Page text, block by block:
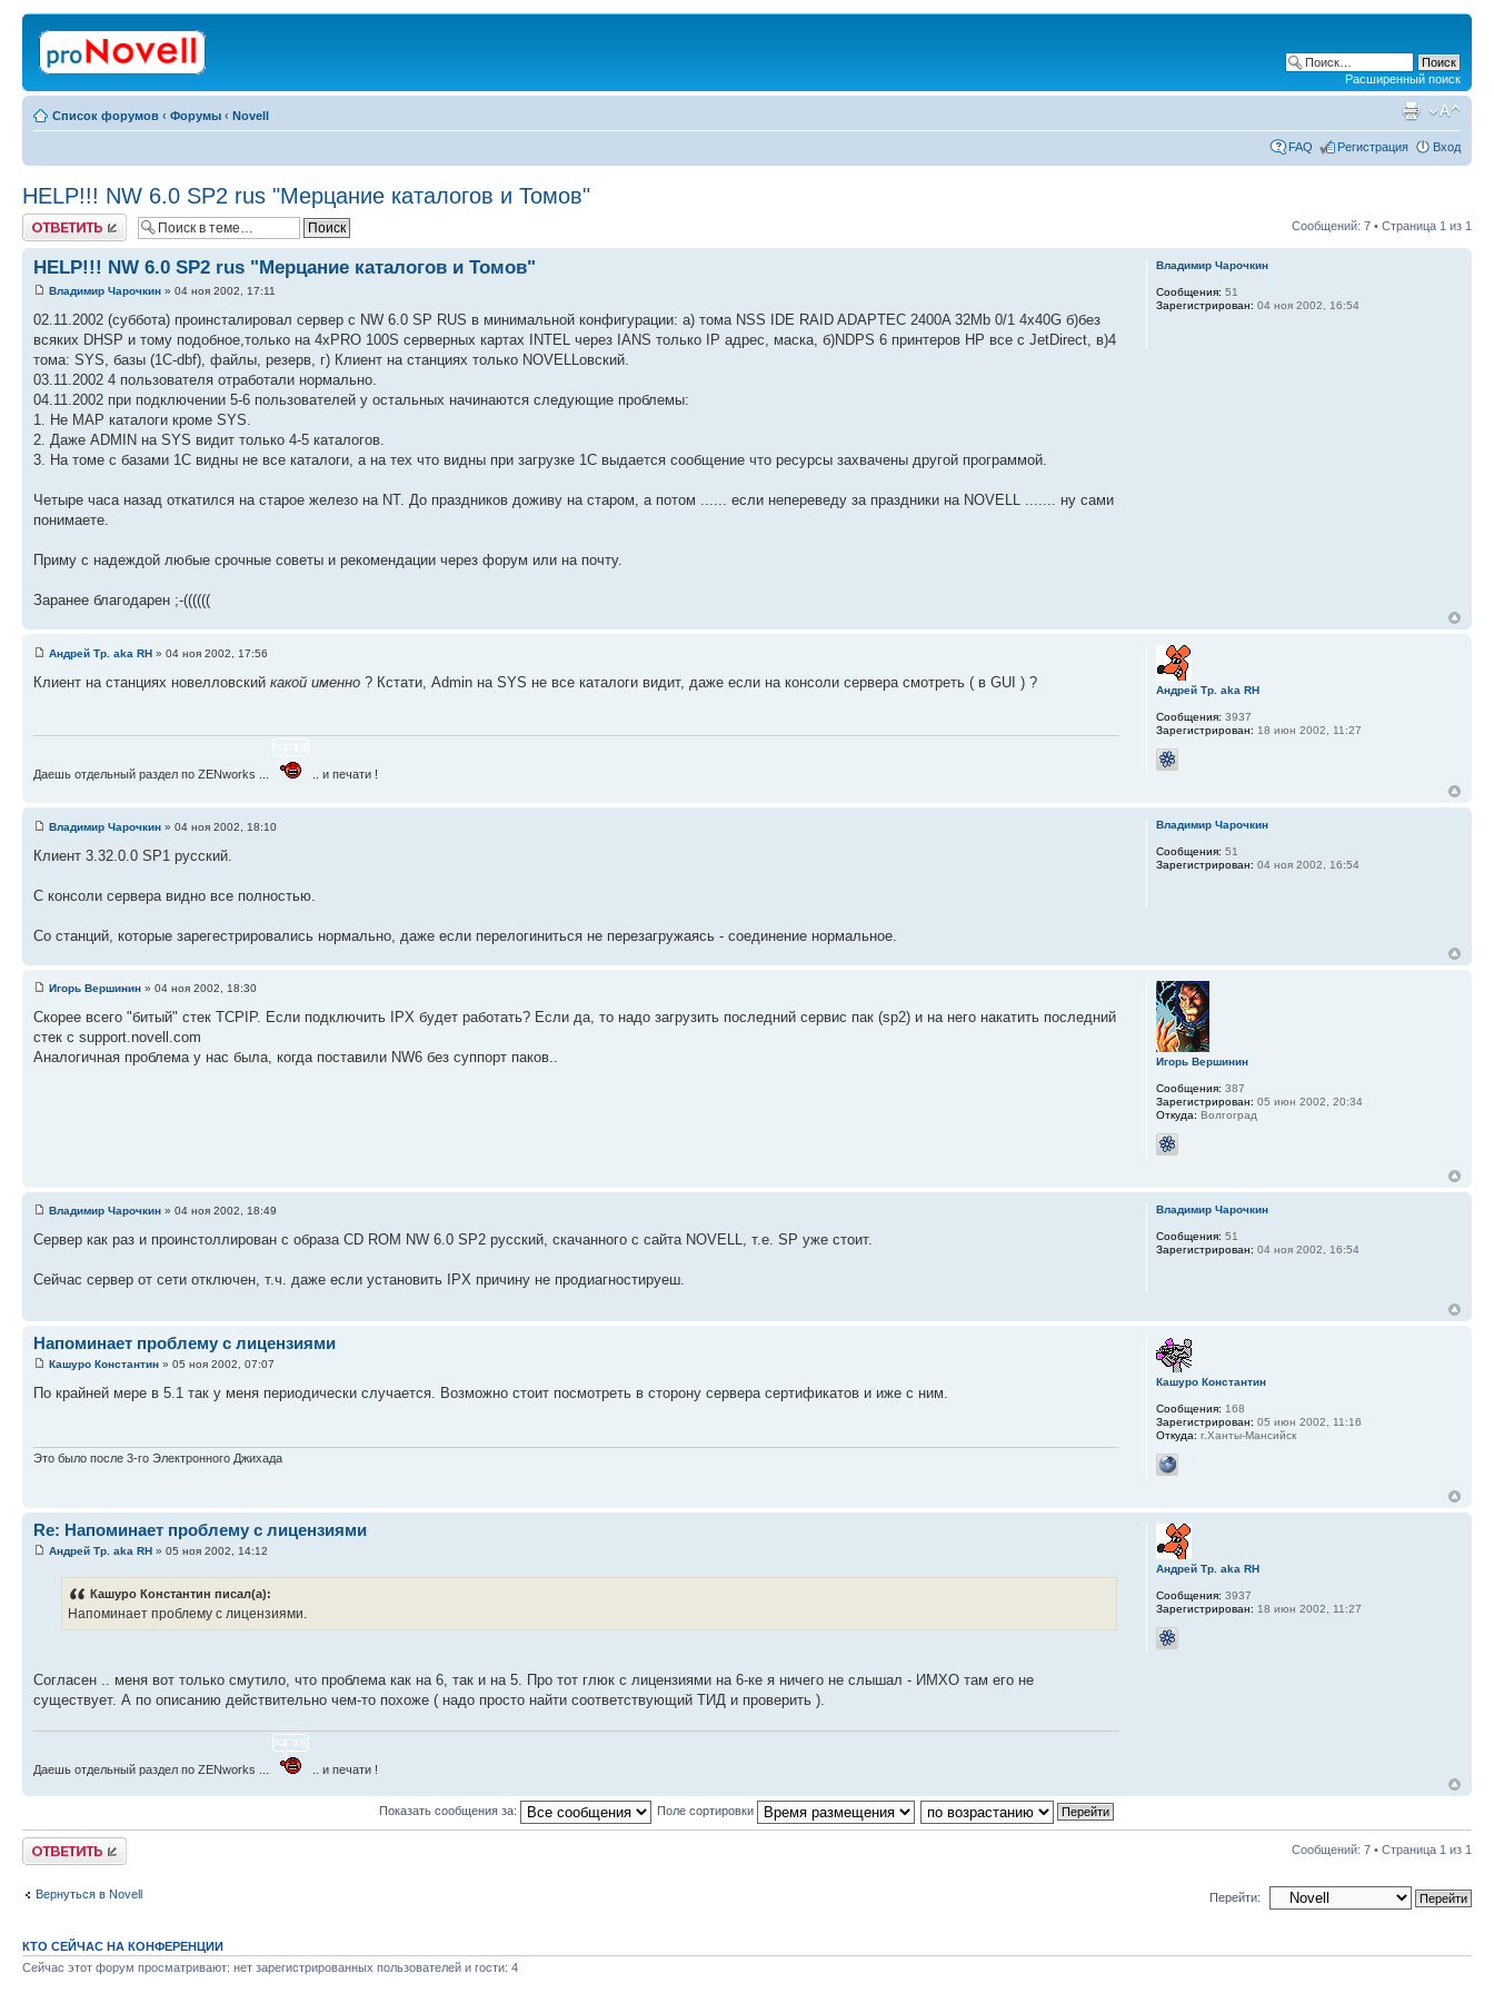
Расширенный поиск
Список форумов ‹ Форумы ‹ Novell
FAQ Регистрация Вход
HELP!!! NW 6.0 SP2 rus "Мерцание каталогов и Томов"
Ответить Сообщений: 7 • Страница 1 из 1
HELP!!! NW 6.0 SP2 rus "Мерцание каталогов и Томов"
Владимир Чарочкин » 04 ноя 2002, 17:11
02.11.2002 (суббота) проинсталировал сервер с NW 6.0 SP RUS в минимальной конфигурации: а) тома NSS IDE RAID ADAPTEC 2400A 32Mb 0/1 4x40G б)без
всяких DHSP и тому подобное,только на 4xPRO 100S серверных картах INTEL через IANS только IP адрес, маска, б)NDPS 6 принтеров HP все с JetDirect, в)4
тома: SYS, базы (1С-dbf), файлы, резерв, г) Клиент на станциях только NOVELLовский.
03.11.2002 4 пользователя отработали нормально.
04.11.2002 при подключении 5-6 пользователей у остальных начинаются следующие проблемы:
1. Не MAP каталоги кроме SYS.
2. Даже ADMIN на SYS видит только 4-5 каталогов.
3. На томе с базами 1С видны не все каталоги, а на тех что видны при загрузке 1С выдается сообщение что ресурсы захвачены другой программой.
Четыре часа назад откатился на старое железо на NT. До праздников доживу на старом, а потом ...... если непереведу за праздники на NOVELL ....... ну сами
понимаете.
Приму с надеждой любые срочные советы и рекомендации через форум или на почту.
Заранее благодарен ;-((((((
Владимир Чарочкин
Сообщения: 51
Зарегистрирован: 04 ноя 2002, 16:54
Андрей Тр. aka RH » 04 ноя 2002, 17:56
Клиент на станциях новелловский какой именно ? Кстати, Admin на SYS не все каталоги видит, даже если на консоли сервера смотреть ( в GUI ) ?
Даешь отдельный раздел по ZENworks ... .. и печати !
Андрей Тр. aka RH
Сообщения: 3937
Зарегистрирован: 18 июн 2002, 11:27
Владимир Чарочкин » 04 ноя 2002, 18:10
Клиент 3.32.0.0 SP1 русский.
С консоли сервера видно все полностью.
Со станций, которые зарегестрировались нормально, даже если перелогиниться не перезагружаясь - соединение нормальное.
Владимир Чарочкин
Сообщения: 51
Зарегистрирован: 04 ноя 2002, 16:54
Игорь Вершинин » 04 ноя 2002, 18:30
Скорее всего "битый" стек TCPIP. Если подключить IPX будет работать? Если да, то надо загрузить последний сервис пак (sp2) и на него накатить последний
стек с support.novell.com
Аналогичная проблема у нас была, когда поставили NW6 без суппорт паков..
Игорь Вершинин
Сообщения: 387
Зарегистрирован: 05 июн 2002, 20:34
Откуда: Волгоград
Владимир Чарочкин » 04 ноя 2002, 18:49
Сервер как раз и проинстоллирован с образа CD ROM NW 6.0 SP2 русский, скачанного с сайта NOVELL, т.е. SP уже стоит.
Сейчас сервер от сети отключен, т.ч. даже если установить IPX причину не продиагностируеш.
Владимир Чарочкин
Сообщения: 51
Зарегистрирован: 04 ноя 2002, 16:54
Напоминает проблему с лицензиями
Кашуро Константин » 05 ноя 2002, 07:07
По крайней мере в 5.1 так у меня периодически случается. Возможно стоит посмотреть в сторону сервера сертификатов и иже с ним.
Это было после 3-го Электронного Джихада
Кашуро Константин
Сообщения: 168
Зарегистрирован: 05 июн 2002, 11:16
Откуда: г.Ханты-Мансийск
Re: Напоминает проблему с лицензиями
Андрей Тр. aka RH » 05 ноя 2002, 14:12
Кашуро Константин писал(а):
Напоминает проблему с лицензиями.
Согласен .. меня вот только смутило, что проблема как на 6, так и на 5. Про тот глюк с лицензиями на 6-ке я ничего не слышал - ИМХО там его не
существует. А по описанию действительно чем-то похоже ( надо просто найти соответствующий ТИД и проверить ).
Даешь отдельный раздел по ZENworks ... .. и печати !
Андрей Тр. aka RH
Сообщения: 3937
Зарегистрирован: 18 июн 2002, 11:27
Показать сообщения за: Поле сортировки
Ответить Сообщений: 7 • Страница 1 из 1
Вернуться в Novell Перейти:
КТО СЕЙЧАС НА КОНФЕРЕНЦИИ
Сейчас этот форум просматривают: нет зарегистрированных пользователей и гости: 4